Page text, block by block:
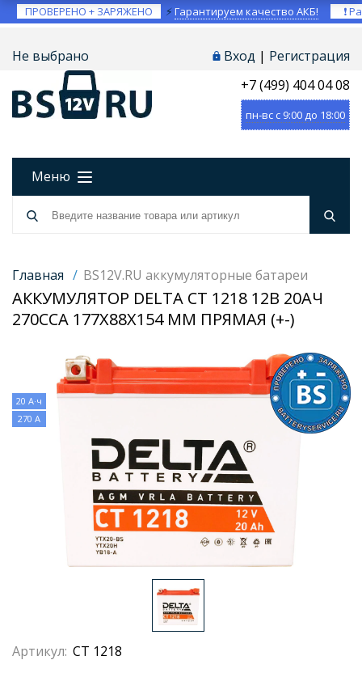
ПРОВЕРЕНО + ЗАРЯЖЕНО ⚡Гарантируем качество АКБ! ❗
Не выбрано Вход | Регистрация
+7 (499) 404 04 08
пн-вс с 9:00 до 18:00
Меню
Главная / BS12V.RU аккумуляторные батареи
АККУМУЛЯТОР DELTA CT 1218 12В 20АЧ
270CCA 177X88X154 ММ ПРЯМАЯ (+-)
20 А·ч
270 А
Артикул: CT 1218